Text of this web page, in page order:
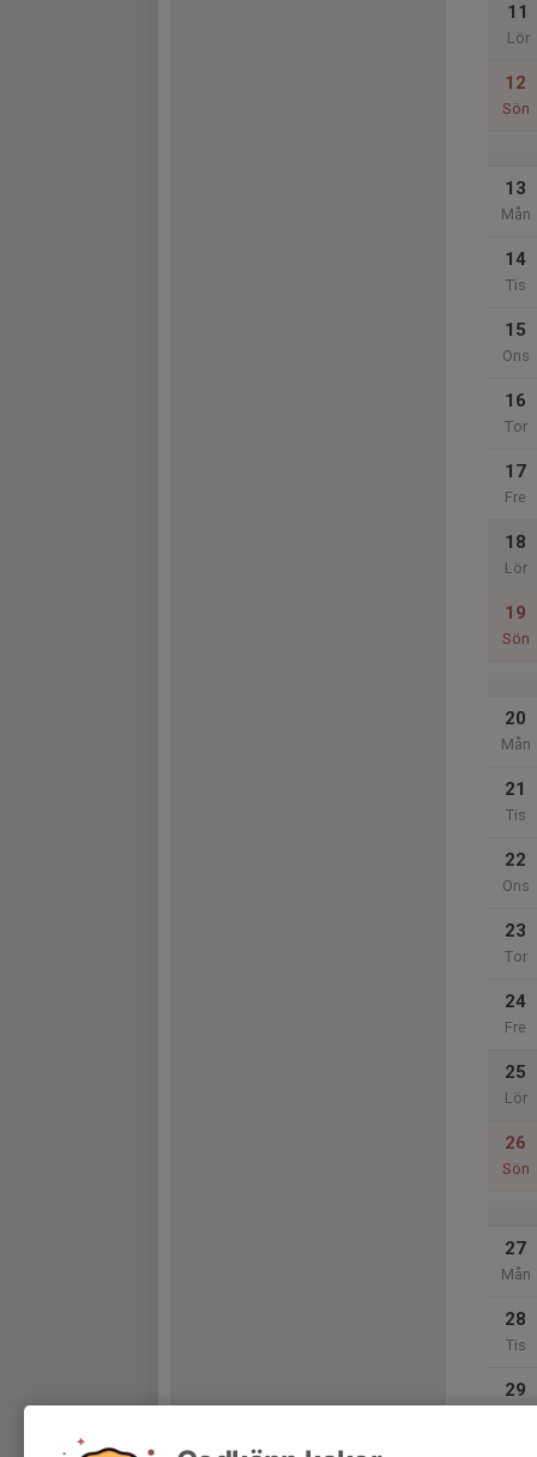
11
Lör
12
Sön
13
Mån
14
Tis
15
Ons
16
Tor
17
Fre
18
Lör
19
Sön
20
Mån
21
Tis
22
Ons
23
Tor
24
Fre
25
Lör
26
Sön
27
Mån
28
Tis
29